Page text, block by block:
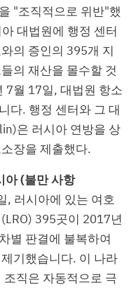
"조직적으로 위반"했
대법원에 행정 센터
의 증인의 395개 지
의 재산을 몰수할 것
7월 17일, 대법원 항소
다. 행정 센터와 그 대
은 러시아 연방을 상
장을 제출했다.
아 (불만 사항
, 러시아에 있는 여호
395곳이 2017년
별 판결에 불복하여
기했습니다. 이 나라
직은 자동적으로 극